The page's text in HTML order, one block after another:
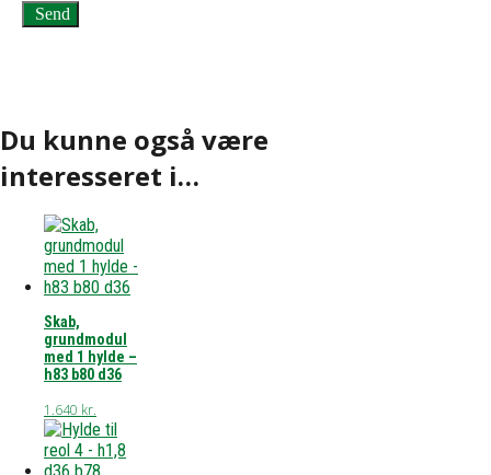
Du kunne også være
interesseret i…
Skab,
grundmodul
med 1 hylde –
h83 b80 d36
1.640 kr.